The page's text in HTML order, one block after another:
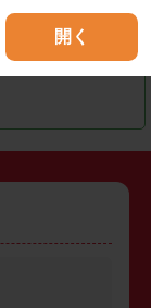
開く
・恵那市
・可児市